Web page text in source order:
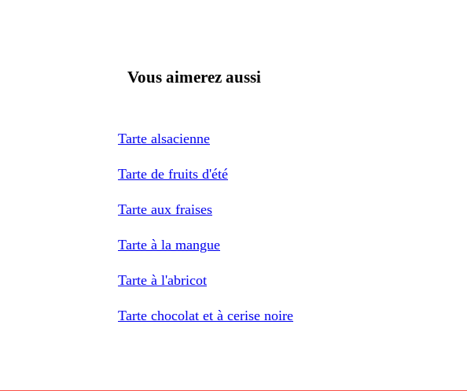
Vous aimerez aussi
Tarte alsacienne
Tarte de fruits d'été
Tarte aux fraises
Tarte à la mangue
Tarte à l'abricot
Tarte chocolat et à cerise noire